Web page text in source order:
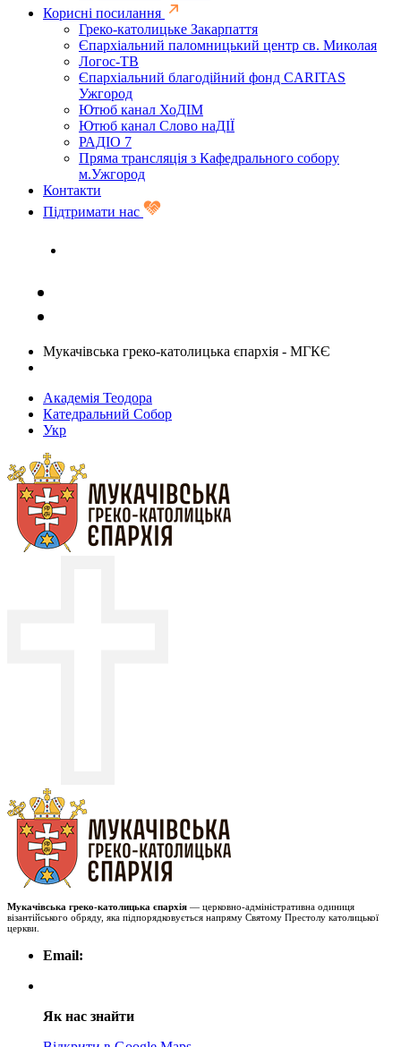
Корисні посилання
Греко-католицьке Закарпаття
Єпархіальний паломницький центр св. Миколая
Логос-ТВ
Єпархіальний благодійний фонд CARITAS
Ужгород
Ютюб канал ХоДІМ
Ютюб канал Слово наДІЇ
РАДІО 7
Пряма трансляція з Кафедрального собору
м.Ужгород
Контакти
Підтримати нас
Мукачівська греко-католицька єпархія - МГКЄ
Академія Теодора
Катедральний Собор
Укр
Мукачівська греко-католицька єпархія — церковно-адміністративна одиниця
візантійського обряду, яка підпорядковується напряму Святому Престолу католицької
церкви.
Email:
Як нас знайти